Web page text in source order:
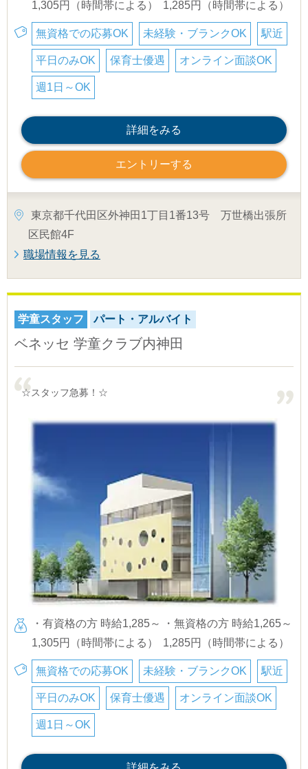
1,305円（時間帯による）
1,285円（時間帯による）
無資格での応募OK 未経験・ブランクOK 駅近
平日のみOK 保育士優遇 オンライン面談OK
週1日～OK
詳細をみる
エントリーする
東京都千代田区外神田1丁目1番13号 万世橋出張所
区民館4F
職場情報を見る
学童スタッフ パート・アルバイト
ベネッセ 学童クラブ内神田
☆スタッフ急募！☆
・有資格の方 時給1,285～
1,305円（時間帯による）
・無資格の方 時給1,265～
1,285円（時間帯による）
無資格での応募OK 未経験・ブランクOK 駅近
平日のみOK 保育士優遇 オンライン面談OK
週1日～OK